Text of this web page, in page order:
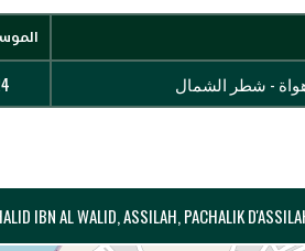
- شطر الشمال
IBN AL WALID, ASSILAH, PACHALIK